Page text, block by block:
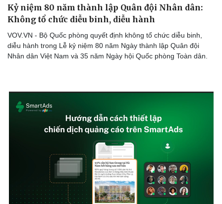
Kỷ niệm 80 năm thành lập Quân đội Nhân dân:
Không tổ chức diễu binh, diễu hành
VOV.VN - Bộ Quốc phòng quyết định không tổ chức diễu binh,
diễu hành trong Lễ kỷ niệm 80 năm Ngày thành lập Quân đội
Nhân dân Việt Nam và 35 năm Ngày hội Quốc phòng Toàn dân.